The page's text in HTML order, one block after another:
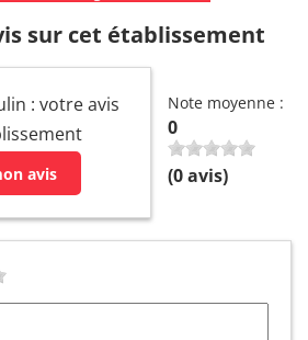
sur cet établissement
: votre avis
avis
Note moyenne :
0
(0avis)